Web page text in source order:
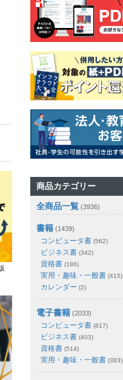
商品カテゴリー
全商品一覧 (3936)
書籍 (1439)
コンピュータ書 (562)
ビジネス書 (342)
資格書 (186)
実用・趣味・一般書 (415)
カレンダー (2)
電子書籍 (2033)
コンピュータ書 (817)
ビジネス書 (403)
資格書 (514)
実用・趣味・一般書 (383)